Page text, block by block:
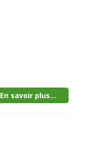
En savoir plus...